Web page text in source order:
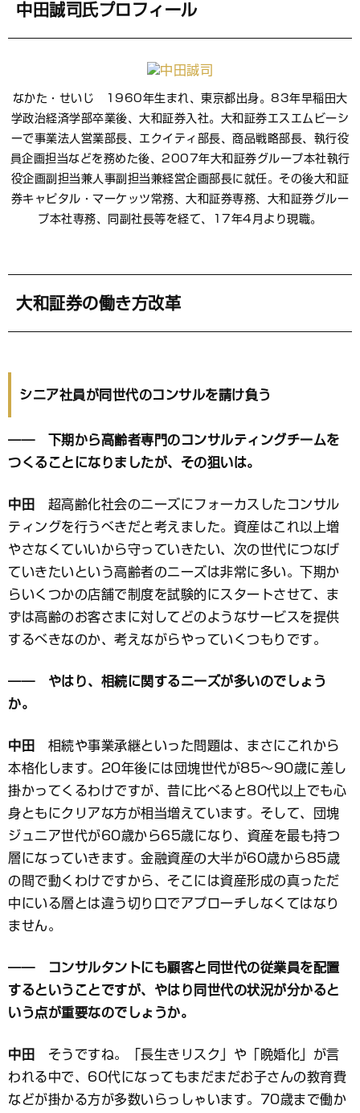
中田誠司氏プロフィール
なかた・せいじ 1960年生まれ、東京都出身。83年早稲田大
学政治経済学部卒業後、大和証券入社。大和証券エスエムビーシ
ーで事業法人営業部長、エクイティ部長、商品戦略部長、執行役
員企画担当などを務めた後、2007年大和証券グループ本社執行
役企画副担当兼人事副担当兼経営企画部長に就任。その後大和証
券キャピタル・マーケッツ常務、大和証券専務、大和証券グルー
プ本社専務、同副社長等を経て、17年4月より現職。
大和証券の働き方改革
シニア社員が同世代のコンサルを請け負う
―― 下期から高齢者専門のコンサルティングチームを
つくることになりましたが、その狙いは。
中田
超高齢化社会のニーズにフォーカスしたコンサル
ティングを行うべきだと考えました。資産はこれ以上増
やさなくていいから守っていきたい、次の世代につなげ
ていきたいという高齢者のニーズは非常に多い。下期か
らいくつかの店舗で制度を試験的にスタートさせて、ま
ずは高齢のお客さまに対してどのようなサービスを提供
するべきなのか、考えながらやっていくつもりです。
―― やはり、相続に関するニーズが多いのでしょう
か。
中田
相続や事業承継といった問題は、まさにこれから
本格化します。20年後には団塊世代が85～90歳に差し
掛かってくるわけですが、昔に比べると80代以上でも心
身ともにクリアな方が相当増えています。そして、団塊
ジュニア世代が60歳から65歳になり、資産を最も持つ
層になっていきます。金融資産の大半が60歳から85歳
の間で動くわけですから、そこには資産形成の真っただ
中にいる層とは違う切り口でアプローチしなくてはなり
ません。
―― コンサルタントにも顧客と同世代の従業員を配置
するということですが、やはり同世代の状況が分かると
いう点が重要なのでしょうか。
中田
そうですね。「長生きリスク」や「晩婚化」が言
われる中で、60代になってもまだまだお子さんの教育費
などが掛かる方が多数いらっしゃいます。70歳まで働か